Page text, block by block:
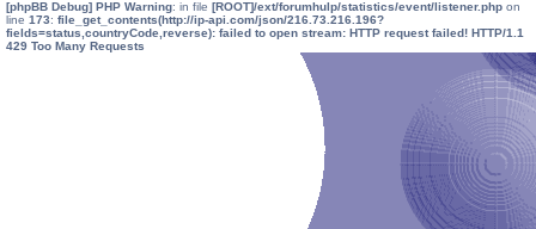
[phpBB Debug] PHP Warning: in file [ROOT]/ext/forumhulp/statistics/event/listener.php on
line 173: file_get_contents(http://ip-api.com/json/216.73.216.196?
fields=status,countryCode,reverse): failed to open stream: HTTP request failed! HTTP/1.1
429 Too Many Requests